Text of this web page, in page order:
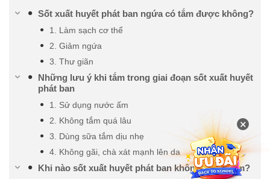
Sốt xuất huyết phát ban ngứa có tắm được không?
1. Làm sạch cơ thể
2. Giảm ngứa
3. Thư giãn
Những lưu ý khi tắm trong giai đoạn sốt xuất huyết
phát ban
1. Sử dụng nước ấm
2. Không tắm quá lâu
3. Dùng sữa tắm dịu nhẹ
4. Không gãi, chà xát mạnh lên da
Khi nào sốt xuất huyết phát ban không được tắm?
×